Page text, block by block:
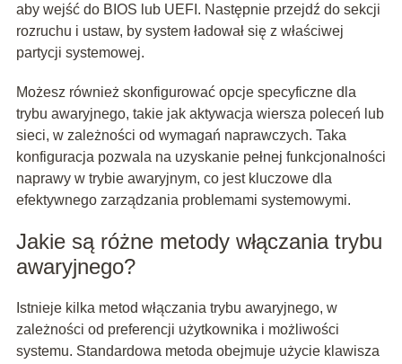
aby wejść do BIOS lub UEFI. Następnie przejdź do sekcji
rozruchu i ustaw, by system ładował się z właściwej
partycji systemowej.
Możesz również skonfigurować opcje specyficzne dla
trybu awaryjnego, takie jak aktywacja wiersza poleceń lub
sieci, w zależności od wymagań naprawczych. Taka
konfiguracja pozwala na uzyskanie pełnej funkcjonalności
naprawy w trybie awaryjnym, co jest kluczowe dla
efektywnego zarządzania problemami systemowymi.
Jakie są różne metody włączania trybu
awaryjnego?
Istnieje kilka metod włączania trybu awaryjnego, w
zależności od preferencji użytkownika i możliwości
systemu. Standardowa metoda obejmuje użycie klawisza